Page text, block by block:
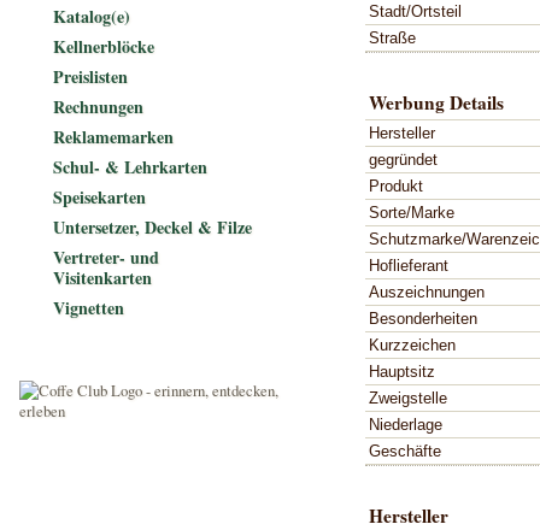
Stadt/Ortsteil
Straße
Werbung Details
Hersteller
gegründet
Produkt
Sorte/Marke
Schutzmarke/
Hoflieferant
Auszeichnungen
Besonderheiten
Kurzzeichen
Hauptsitz
Zweigstelle
Niederlage
Geschäfte
Hersteller
Katalog(e)
Kellnerblöcke
Preislisten
Rechnungen
Reklamemarken
Schul- & Lehrkarten
Speisekarten
Untersetzer, Deckel & Filze
Vertreter- und
Visitenkarten
Vignetten